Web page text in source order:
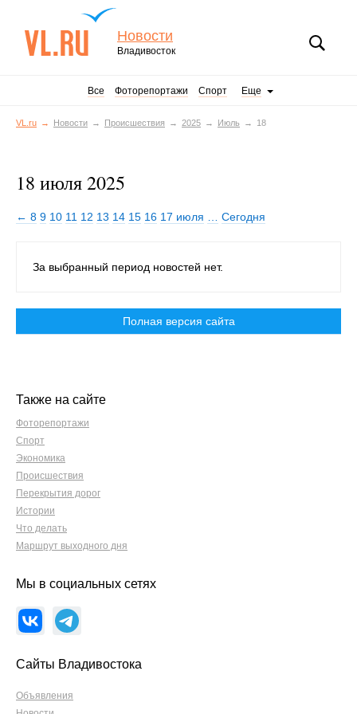
Новости
Владивосток
Все Фоторепортажи Спорт Еще
VL.ru Новости Происшествия 2025 Июль 18
18 июля 2025
← 8 9 10 11 12 13 14 15 16 17 июля Сегодня
За выбранный период новостей нет.
Полная версия сайта
Также на сайте
Фоторепортажи
Спорт
Экономика
Происшествия
Перекрытия дорог
Истории
Что делать
Маршрут выходного дня
Мы в социальных сетях
Сайты Владивостока
Объявления